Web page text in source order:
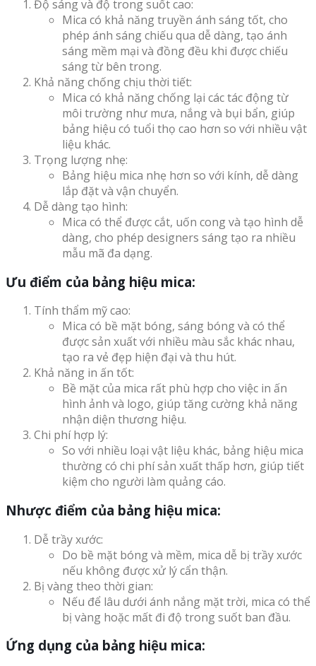
Độ sáng và độ trong suốt cao:
Mica có khả năng truyền ánh sáng tốt, cho
phép ánh sáng chiếu qua dễ dàng, tạo ánh
sáng mềm mại và đồng đều khi được chiếu
sáng từ bên trong.
Khả năng chống chịu thời tiết:
Mica có khả năng chống lại các tác động từ
môi trường như mưa, nắng và bụi bẩn, giúp
bảng hiệu có tuổi thọ cao hơn so với nhiều vật
liệu khác.
Trọng lượng nhẹ:
Bảng hiệu mica nhẹ hơn so với kính, dễ dàng
lắp đặt và vận chuyển.
Dễ dàng tạo hình:
Mica có thể được cắt, uốn cong và tạo hình dễ
dàng, cho phép designers sáng tạo ra nhiều
mẫu mã đa dạng.
Ưu điểm của bảng hiệu mica:
Tính thẩm mỹ cao:
Mica có bề mặt bóng, sáng bóng và có thể
được sản xuất với nhiều màu sắc khác nhau,
tạo ra vẻ đẹp hiện đại và thu hút.
Khả năng in ấn tốt:
Bề mặt của mica rất phù hợp cho việc in ấn
hình ảnh và logo, giúp tăng cường khả năng
nhận diện thương hiệu.
Chi phí hợp lý:
So với nhiều loại vật liệu khác, bảng hiệu mica
thường có chi phí sản xuất thấp hơn, giúp tiết
kiệm cho người làm quảng cáo.
Nhược điểm của bảng hiệu mica:
Dễ trầy xước:
Do bề mặt bóng và mềm, mica dễ bị trầy xước
nếu không được xử lý cẩn thận.
Bị vàng theo thời gian:
Nếu để lâu dưới ánh nắng mặt trời, mica có thể
bị vàng hoặc mất đi độ trong suốt ban đầu.
Ứng dụng của bảng hiệu mica: